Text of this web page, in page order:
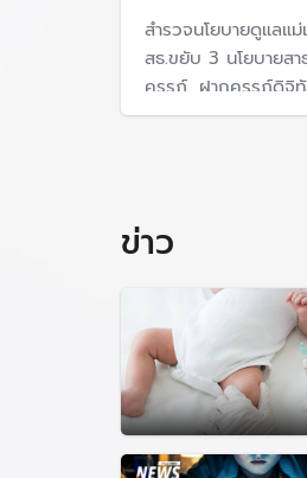
สำรวจนโยบายดูแลแ
สธ.ขยับ 3 นโยบายส
ครรภ์, ฝากครรภ์ดิจิ
ดูแลสุขภาพความปลอดภัย
ข่าว